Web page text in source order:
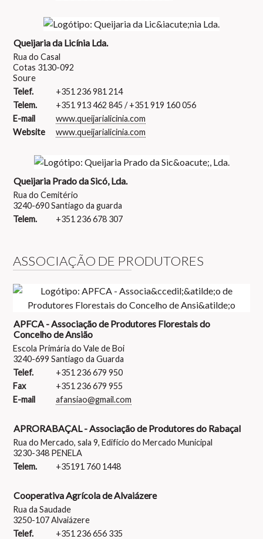
Queijaria da Licínia Lda.
Rua do Casal
Cotas 3130-092
Soure
Telef.
+351 236 981 214
Telem.
+351 913 462 845 / +351 919 160 056
E-mail
www.queijarialicinia.com
Website
www.queijarialicinia.com
Queijaria Prado da Sicó, Lda.
Rua do Cemitério
3240-690 Santiago da guarda
Telem.
+351 236 678 307
ASSOCIAÇÃO DE PRODUTORES
APFCA - Associação de Produtores Florestais do
Concelho de Ansião
Escola Primária do Vale de Boi
3240-699 Santiago da Guarda
Telef.
+351 236 679 950
Fax
+351 236 679 955
E-mail
afansiao@gmail.com
APRORABAÇAL - Associação de Produtores do Rabaçal
Rua do Mercado, sala 9, Edifício do Mercado Municipal
3230-348 PENELA
Telem.
+35191 760 1448
Cooperativa Agrícola de Alvaiázere
Rua da Saudade
3250-107 Alvaiázere
Telef.
+351 236 656 335